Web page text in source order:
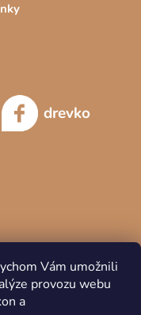
Vám umožnili
provozu webu
a
drevko